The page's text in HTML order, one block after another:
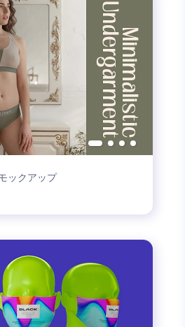
ックアップ